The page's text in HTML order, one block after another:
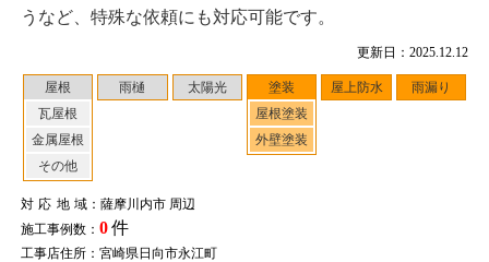
更新日：2025.12.12
屋根
瓦屋根
金属屋根
その他
雨樋 太陽光
塗装
屋根塗装
外壁塗装
屋上防水 雨漏り
対応地域：薩摩川内市 周辺
施工事例数： 0件
工事店住所：宮崎県日向市永江町
うなど、特殊な依頼にも対応可能です。